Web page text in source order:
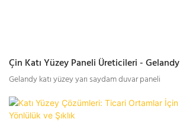
Çin Katı Yüzey Paneli Üreticileri - Gelandy
Gelandy katı yüzey yarı saydam duvar paneli